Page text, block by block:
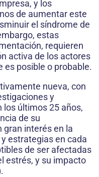
y los
de aumentar este
el síndrome de
estas
requieren
activa de los actores
es posible o probable.
nueva, con
y
últimos 25 años,
de su
gran interés en la
estrategias en cada
de ser afectadas
estrés, y su impacto